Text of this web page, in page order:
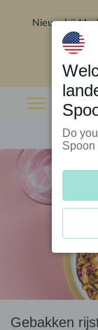
Nieuw bij
Gebakken
Do
Spoon